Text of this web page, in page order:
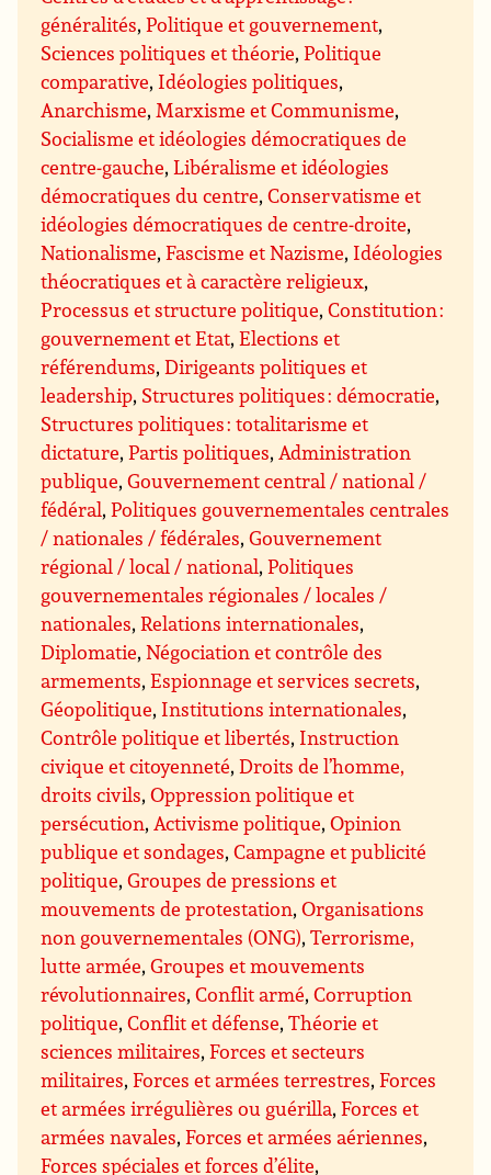
généralités,Politique et gouvernement,
Sciences politiques et théorie,Politique
comparative, Idéologies politiques,
Anarchisme,Marxisme et Communisme,
Socialisme et idéologies démocratiques de
centre-gauche,Libéralisme et idéologies
démocratiques du centre,Conservatisme et
idéologies démocratiques de centre-droite,
Nationalisme,Fascisme et Nazisme, Idéologies
théocratiques et à caractère religieux,
Processus et structure politique,Constitution :
gouvernement et Etat,Elections et
référendums,Dirigeants politiques et
leadership, Structures politiques : démocratie,
Structures politiques : totalitarisme et
dictature,Partis politiques,Administration
publique,Gouvernement central / national /
fédéral,Politiques gouvernementales centrales
/ nationales / fédérales,Gouvernement
régional / local / national,Politiques
gouvernementales régionales / locales /
nationales,Relations internationales,
Diplomatie,Négociation et contrôle des
armements,Espionnage et services secrets,
Géopolitique, Institutions internationales,
Contrôle politique et libertés, Instruction
civique et citoyenneté,Droits de l’homme,
droits civils,Oppression politique et
persécution,Activisme politique,Opinion
publique et sondages,Campagne et publicité
politique,Groupes de pressions et
mouvements de protestation,Organisations
non gouvernementales (ONG),Terrorisme,
lutte armée,Groupes et mouvements
révolutionnaires,Conflit armé,Corruption
politique,Conflit et défense,Théorie et
sciences militaires,Forces et secteurs
militaires,Forces et armées terrestres,Forces
et armées irrégulières ou guérilla,Forces et
armées navales,Forces et armées aériennes,
Forces spéciales et forces d’élite,